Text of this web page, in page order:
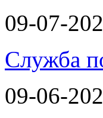
09-07-
Служба
09-06-